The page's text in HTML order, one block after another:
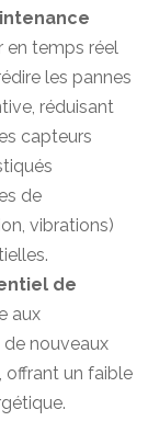
en temps réel
les pannes
réduisant
capteurs
de
vibrations)
de
aux
nouveaux
offrant un faible